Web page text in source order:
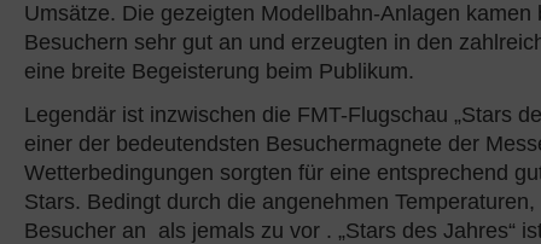
Umsätze. Die gezeigten Modellbahn-Anlagen kamen
Besuchern sehr gut an und erzeugten in den
eine breite Begeisterung beim Publikum.
Legendär ist inzwischen die FMT-Flugschau „Stars
einer der bedeutendsten Besuchermagnete der
Wetterbedingungen sorgten für eine entsprechend
Stars. Bedingt durch die angenehmen
Besucher an als jemals zu vor . „Stars des Jahres“